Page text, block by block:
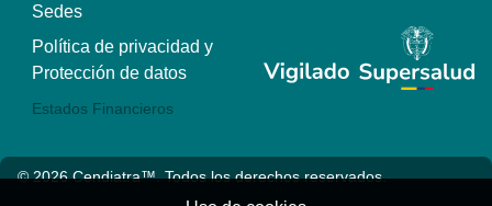
Sedes
Política de privacidad y
Protección de datos
Estados Financieros
© 2026Cendiatra™. Todos los derechos reservados.